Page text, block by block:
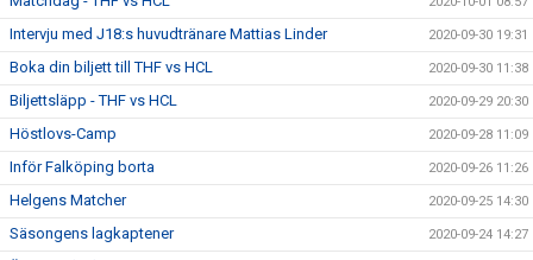
Intervju med J18:s huvudtränare Mattias Linder 2020-09-30 19:31
Boka din biljett till THF vs HCL 2020-09-30 11:38
Biljettsläpp - THF vs HCL 2020-09-29 20:30
Höstlovs-Camp 2020-09-28 11:09
Inför Falköping borta 2020-09-26 11:26
Helgens Matcher 2020-09-25 14:30
Säsongens lagkaptener 2020-09-24 14:27